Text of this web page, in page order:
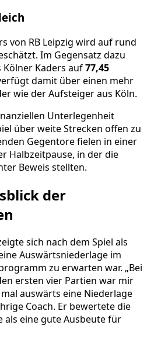
von RB Leipzig wird auf rund
Im Gegensatz dazu
Kaders auf77,45
damit über einen mehr
wie der Aufsteiger aus Köln.
Unterlegenheit
über weite Strecken offen zu
Gegentore fielen in einer
Halbzeitpause, in der die
Beweis stellten.
der
sich nach dem Spiel als
Auswärtsniederlage im
zu erwarten war. „Bei
ersten vier Partien war mir
auswärts eine Niederlage
Coach. Er bewertete die
als eine gute Ausbeute für